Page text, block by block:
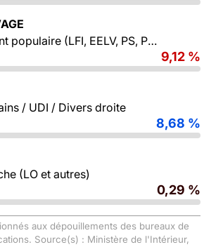
(LFI, EELV, PS, PCF)
9,12 %
/ UDI / Divers droite
8,68 %
(LO et autres)
0,29 %
aux dépouillements des bureaux de
Source(s) : Ministère de l'Intérieur,